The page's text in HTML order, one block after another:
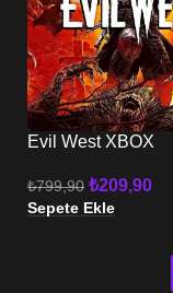
Evil West XBOX
₺799,90 ₺209,90
Sepete Ekle